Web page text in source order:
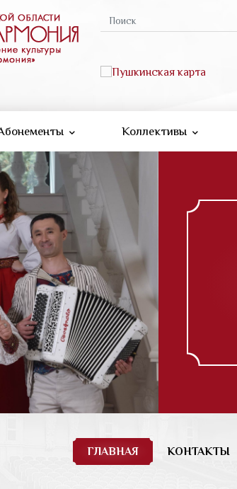
Форма
Коллективы
ГЛАВНАЯ КОНТАКТЫ